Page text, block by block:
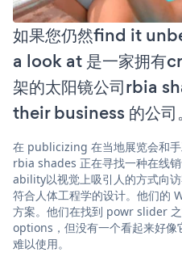
如果您仍然find it
a look at 是一家拥有
架的太阳镜公司rbia
their business 的公司。
在 publicizing 在当地展览会和手
rbia shades 正在寻找一种在线
ability以视觉上吸引人的方式向
符合人体工程学的设计。他们的
方案。他们在找到 powr slider
options，但没有一个看起来好像
难以使用。